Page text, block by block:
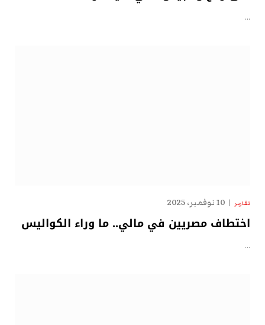
…
تقارير 10 نوفمبر، 2025
اختطاف مصريين في مالي.. ما وراء الكواليس
…